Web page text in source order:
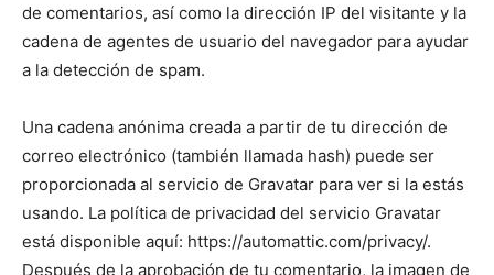
de comentarios, así como la dirección IP del visitante y la
cadena de agentes de usuario del navegador para ayudar
a la detección de spam.
Una cadena anónima creada a partir de tu dirección de
correo electrónico (también llamada hash) puede ser
proporcionada al servicio de Gravatar para ver si la estás
usando. La política de privacidad del servicio Gravatar
está disponible aquí: https://automattic.com/privacy/.
Después de la aprobación de tu comentario, la imagen de